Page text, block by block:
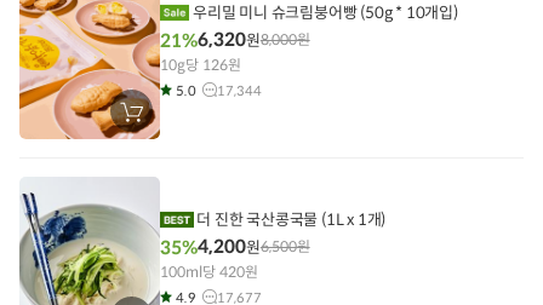
기
장
바
에
기
우리밀 미니 슈크림붕어빵 (50g * 10개입)
21%6,320원8,000원
10g당 126원
5.0 17,344
더 진한 국산콩국물 (1L x 1개)
35%4,200원6,500원
100ml당 420원
4.9 17,677